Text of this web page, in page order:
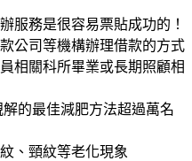
服務是很容易票貼成功的！
公司等機構辦理借款的方式
相關科所畢業或長期照顧相
的最佳減肥方法超過萬名
、頸紋等老化現象